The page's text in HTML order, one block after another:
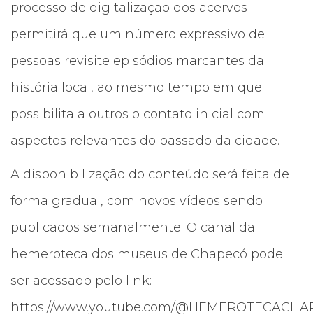
processo de digitalização dos acervos
permitirá que um número expressivo de
pessoas revisite episódios marcantes da
história local, ao mesmo tempo em que
possibilita a outros o contato inicial com
aspectos relevantes do passado da cidade.
A disponibilização do conteúdo será feita de
forma gradual, com novos vídeos sendo
publicados semanalmente. O canal da
hemeroteca dos museus de Chapecó pode
ser acessado pelo link:
https://www.youtube.com/